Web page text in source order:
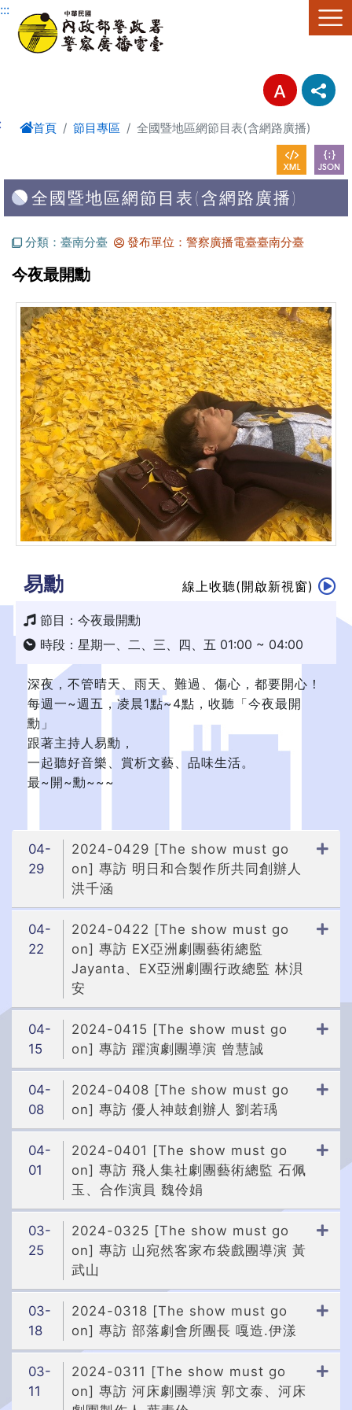
進入內容區塊
:::
首頁 節目專區 全國暨地區網節目表(含網路廣播)
全國暨地區網節目表(含網路廣播)
分類：臺南分臺 發布單位：警察廣播電臺臺南分臺
今夜最開勳
易勳 線上收聽(開啟新視窗)
節目：今夜最開勳
時段：星期一、二、三、四、五 01:00 ~ 04:00
深夜，不管晴天、雨天、難過、傷心，都要開心！
每週一~週五，凌晨1點~4點，收聽「今夜最開
勳」
跟著主持人易勳，
一起聽好音樂、賞析文藝、品味生活。
最~開~勳~~~
04-
29
2024-0429 [The show must go
on] 專訪 明日和合製作所共同創辦人
洪千涵
04-
22
2024-0422 [The show must go
on] 專訪 EX亞洲劇團藝術總監
Jayanta、EX亞洲劇團行政總監 林浿
安
04-
15
2024-0415 [The show must go
on] 專訪 躍演劇團導演 曾慧誠
04-
08
2024-0408 [The show must go
on] 專訪 優人神鼓創辦人 劉若瑀
04-
01
2024-0401 [The show must go
on] 專訪 飛人集社劇團藝術總監 石佩
玉、合作演員 魏伶娟
03-
25
2024-0325 [The show must go
on] 專訪 山宛然客家布袋戲團導演 黃
武山
03-
18
2024-0318 [The show must go
on] 專訪 部落劇會所團長 嘎造.伊漾
03-
11
2024-0311 [The show must go
on] 專訪 河床劇團導演 郭文泰、河床